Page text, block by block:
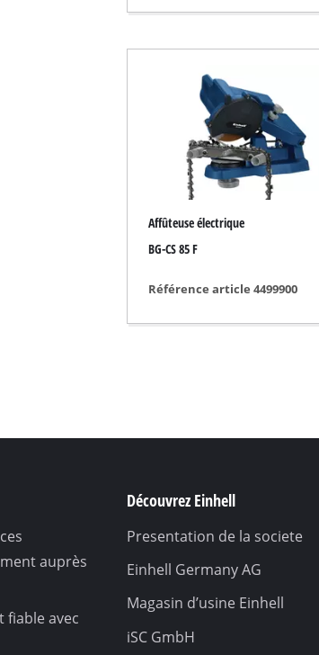
Affûteuse électrique
BG-CS 85 F
Référence article 4499900
auprès
fiable avec
Découvrez Einhell
Presentation de la societe
Einhell Germany AG
Magasin d’usine Einhell
iSC GmbH